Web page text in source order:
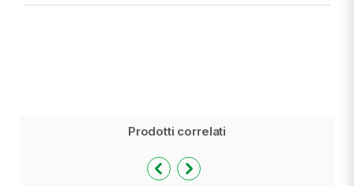
Prodotti correlati